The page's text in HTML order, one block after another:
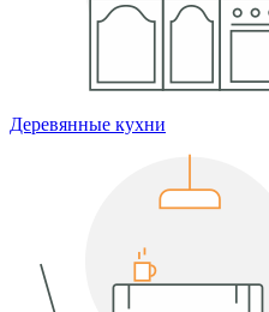
Деревянные кухни